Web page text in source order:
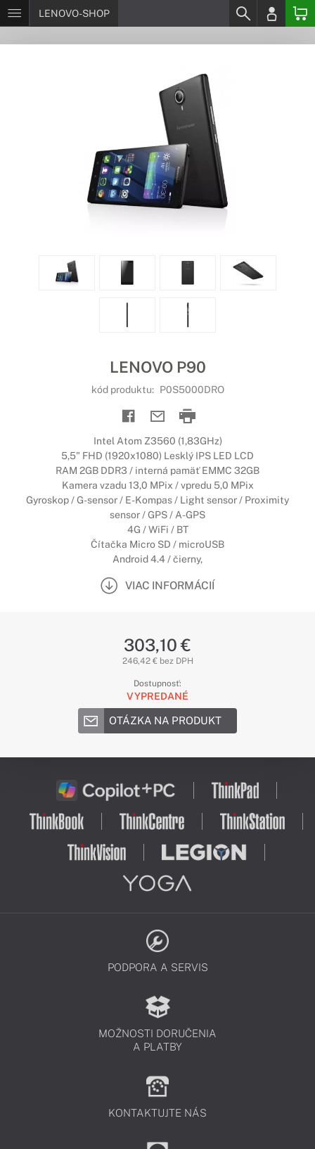
LENOVO-SHOP
LENOVO P90
kód produktu: P0S5000DRO
Intel Atom Z3560 (1,83GHz)
5,5" FHD (1920x1080) Lesklý IPS LED LCD
RAM 2GB DDR3 / interná pamäť EMMC 32GB
Kamera vzadu 13,0 MPix / vpredu 5,0 MPix
Gyroskop / G-sensor / E-Kompas / Light sensor / Proximity
sensor / GPS / A-GPS
4G / WiFi / BT
Čítačka Micro SD / microUSB
Android 4.4 / čierny,
VIAC INFORMÁCIÍ
303,10 €
246,42 € bez DPH
Dostupnosť:
VYPREDANÉ
OTÁZKA NA PRODUKT
PODPORA A SERVIS
MOŽNOSTI DORUČENIA
A PLATBY
KONTAKTUJTE NÁS